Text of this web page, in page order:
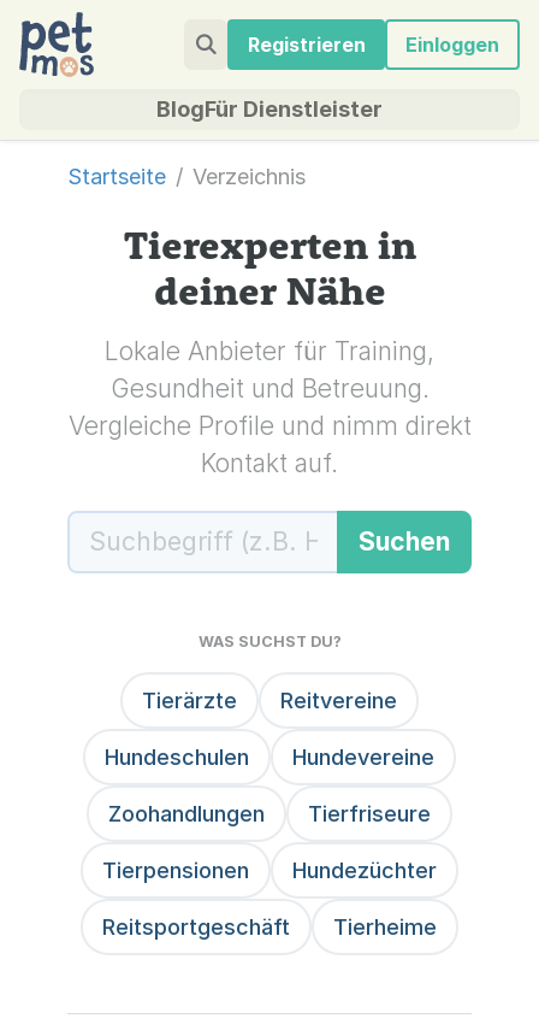
Registrieren Einloggen
BlogFür Dienstleister
Startseite Verzeichnis
Tierexperten in
deiner Nähe
Lokale Anbieter für Training,
Gesundheit und Betreuung.
Vergleiche Profile und nimm direkt
Kontakt auf.
Suchen
WAS SUCHST DU?
Tierärzte Reitvereine
Hundeschulen Hundevereine
Zoohandlungen Tierfriseure
Tierpensionen Hundezüchter
Reitsportgeschäft Tierheime